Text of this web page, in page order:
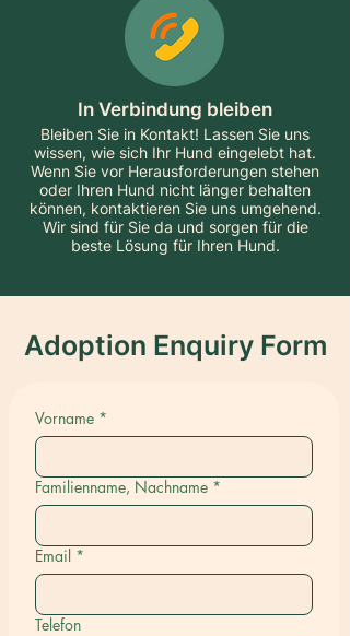
In Verbindung bleiben
Bleiben Sie in Kontakt! Lassen Sie uns
wissen, wie sich Ihr Hund eingelebt hat.
Wenn Sie vor Herausforderungen stehen
oder Ihren Hund nicht länger behalten
können, kontaktieren Sie uns umgehend.
Wir sind für Sie da und sorgen für die
beste Lösung für Ihren Hund.
Adoption Enquiry Form
Vorname *
Familienname, Nachname *
Email *
Telefon